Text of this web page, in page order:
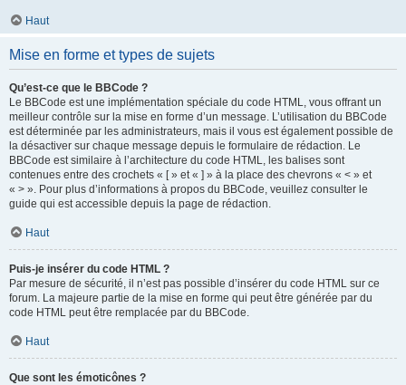
Haut
Mise en forme et types de sujets
Qu’est-ce que le BBCode ?
Le BBCode est une implémentation spéciale du code HTML, vous offrant un
meilleur contrôle sur la mise en forme d’un message. L’utilisation du BBCode
est déterminée par les administrateurs, mais il vous est également possible de
la désactiver sur chaque message depuis le formulaire de rédaction. Le
BBCode est similaire à l’architecture du code HTML, les balises sont
contenues entre des crochets « [ » et « ] » à la place des chevrons « < » et
« > ». Pour plus d’informations à propos du BBCode, veuillez consulter le
guide qui est accessible depuis la page de rédaction.
Haut
Puis-je insérer du code HTML ?
Par mesure de sécurité, il n’est pas possible d’insérer du code HTML sur ce
forum. La majeure partie de la mise en forme qui peut être générée par du
code HTML peut être remplacée par du BBCode.
Haut
Que sont les émoticônes ?